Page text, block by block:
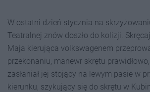
W ostatni dzień stycznia na
Teatralnej znów doszło do kolizji.
Maja kierująca volkswagenem
przekonaniu, manewr skrętu
zasłaniał jej stojący na lewym pasie w
kierunku, szykujący się do skrętu w